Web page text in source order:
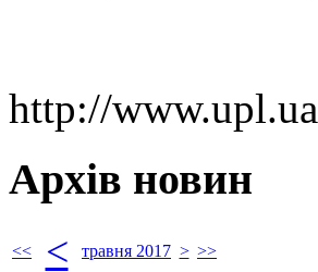
http://www.upl.ua
Архів новин
<< < травня 2017 > >>